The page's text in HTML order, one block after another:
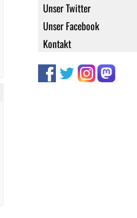
Unser Twitter
Unser Facebook
Kontakt